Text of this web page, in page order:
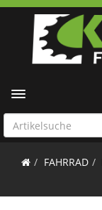
Toggle navigation
FAHRRAD